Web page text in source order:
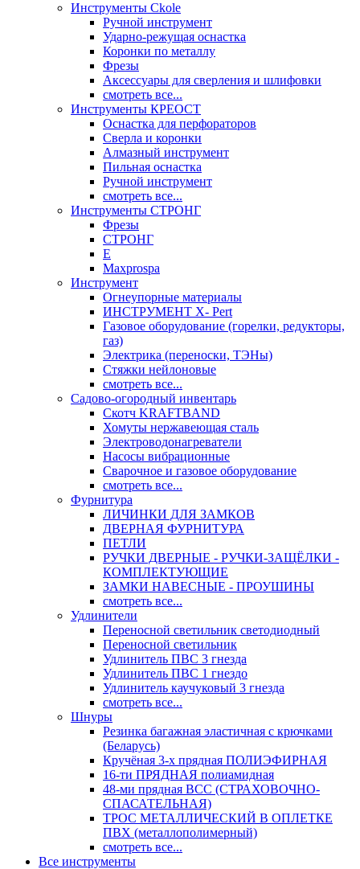
Инструменты Ckole
Ручной инструмент
Ударно‑режущая оснастка
Коронки по металлу
Фрезы
Аксессуары для сверления и шлифовки
смотреть все...
Инструменты КРЕОСТ
Оснастка для перфораторов
Сверла и коронки
Алмазный инструмент
Пильная оснастка
Ручной инструмент
смотреть все...
Инструменты СТРОНГ
Фрезы
СТРОНГ
Е
Maxprospa
Инструмент
Огнеупорные материалы
ИНСТРУМЕНТ X- Pert
Газовое оборудование (горелки, редукторы,
газ)
Электрика (переноски, ТЭНы)
Стяжки нейлоновые
смотреть все...
Садово-огородный инвентарь
Скотч KRAFTBAND
Хомуты нержавеющая сталь
Электроводонагреватели
Насосы вибрационные
Сварочное и газовое оборудование
смотреть все...
Фурнитура
ЛИЧИНКИ ДЛЯ ЗАМКОВ
ДВЕРНАЯ ФУРНИТУРА
ПЕТЛИ
РУЧКИ ДВЕРНЫЕ - РУЧКИ-ЗАЩЁЛКИ -
КОМПЛЕКТУЮЩИЕ
ЗАМКИ НАВЕСНЫЕ - ПРОУШИНЫ
смотреть все...
Удлинители
Переносной светильник светодиодный
Переносной светильник
Удлинитель ПВС 3 гнезда
Удлинитель ПВС 1 гнездо
Удлинитель каучуковый 3 гнезда
смотреть все...
Шнуры
Резинка багажная эластичная с крючками
(Беларусь)
Кручёная 3-х прядная ПОЛИЭФИРНАЯ
16-ти ПРЯДНАЯ полиамидная
48-ми прядная ВСС (СТРАХОВОЧНО-
СПАСАТЕЛЬНАЯ)
ТРОС МЕТАЛЛИЧЕСКИЙ В ОПЛЕТКЕ
ПВХ (металлополимерный)
смотреть все...
Все инструменты